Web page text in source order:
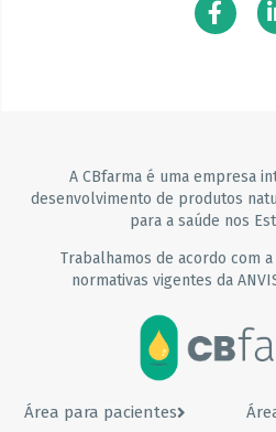
A CBfarma é uma empresa
desenvolvimento de produtos
para a saúde nos
Trabalhamos de acordo com
normativas vigentes da
Área para pacientes